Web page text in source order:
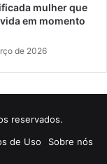
mulher que
em momento
de 2026
reservados.
de Uso Sobre nós